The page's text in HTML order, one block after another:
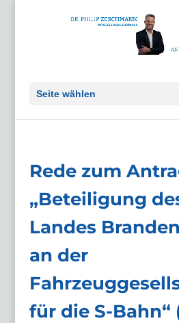
Seite wählen
Rede zum
„Beteiligung
Landes
an der
für die S-Bahn“